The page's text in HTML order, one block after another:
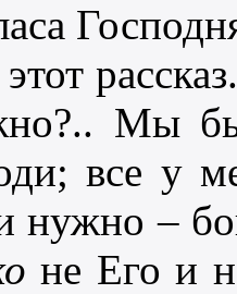
Мы
все у
нужно –
не Его и